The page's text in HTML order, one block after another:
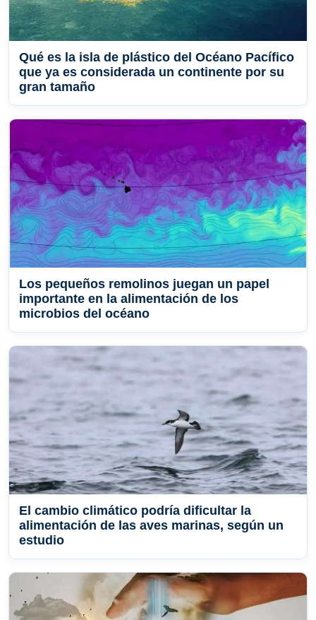
Qué es la isla de plástico del Océano Pacífico
que ya es considerada un continente por su
gran tamaño
Los pequeños remolinos juegan un papel
importante en la alimentación de los
microbios del océano
El cambio climático podría dificultar la
alimentación de las aves marinas, según un
estudio